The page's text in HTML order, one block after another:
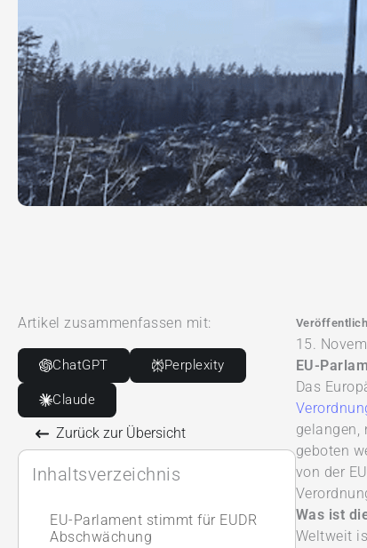
Artikel zusammenfassen mit:
ChatGPT Perplexity
Claude
Zurück zur Übersicht
Inhaltsverzeichnis
EU-Parlament stimmt für EUDR
Abschwächung
15.
EU-
Das
gelangen,
geboten
von der
Was ist
Weltweit